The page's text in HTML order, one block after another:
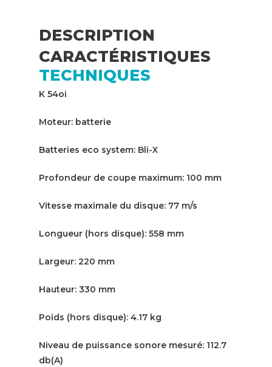
DESCRIPTION
CARACTÉRISTIQUES
TECHNIQUES
K 54oi
Moteur: batterie
Batteries eco system: Bli-X
Profondeur de coupe maximum: 100 mm
Vitesse maximale du disque: 77 m/s
Longueur (hors disque): 558 mm
Largeur: 220 mm
Hauteur: 330 mm
Poids (hors disque): 4.17 kg
Niveau de puissance sonore mesuré: 112.7
db(A)